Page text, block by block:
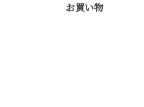
お買い物